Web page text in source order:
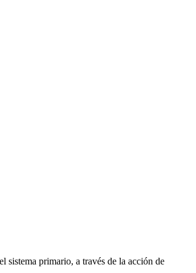
sistema primario, a través de la acción de